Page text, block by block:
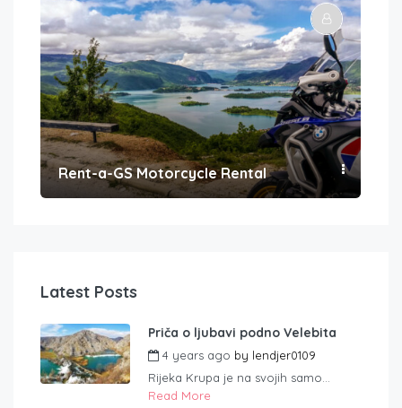
Rent-a-GS Motorcycle Rental
Latest Posts
Priča o ljubavi podno Velebita
4 years ago by lendjer0109
Rijeka Krupa je na svojih samo...
Read More